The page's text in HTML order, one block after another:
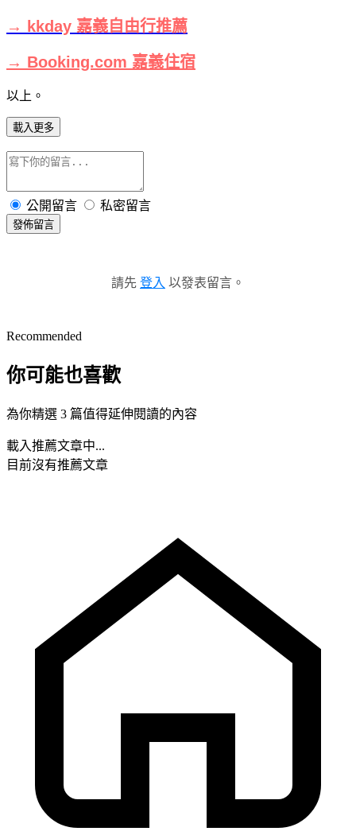
→ kkday 嘉義自由行推薦
→ Booking.com 嘉義住宿
以上。
載入更多
公開留言 私密留言
發佈留言
請先 登入 以發表留言。
Recommended
你可能也喜歡
為你精選 3 篇值得延伸閱讀的內容
載入推薦文章中...
目前沒有推薦文章